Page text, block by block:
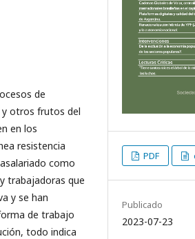
de
y otros frutos del
en los
resistencia
como
trabajadoras que
y se han
de trabajo
todo indica
PDF
Publicado
2023-07-23